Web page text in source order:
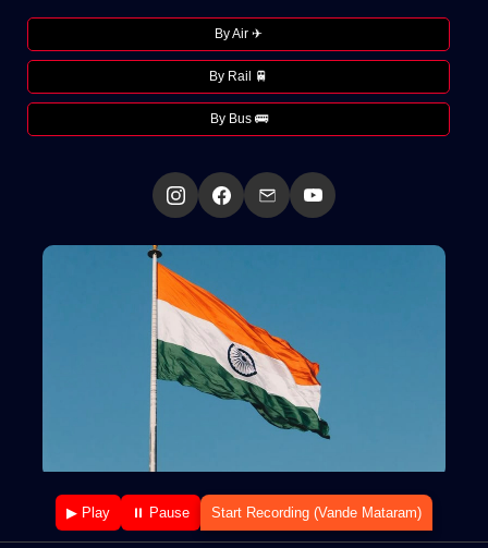
By Air ✈
By Rail 🚆
By Bus 🚌
▶ Play ⏸ Pause Start Recording (Vande Mataram)